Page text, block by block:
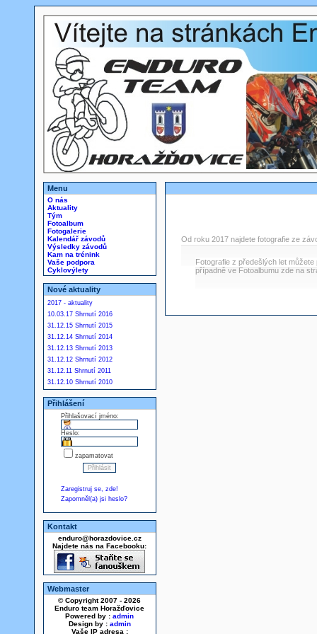
Menu
O nás
Aktuality
Tým
Fotoalbum
Fotogalerie
Kalendář závodů
Výsledky závodů
Kam na trénink
Vaše podpora
Cyklovýlety
Nové aktuality
2017 - aktuality
10.03.17 Shrnutí 2016
31.12.15 Shrnutí 2015
31.12.14 Shrnutí 2014
31.12.13 Shrnutí 2013
31.12.12 Shrnutí 2012
31.12.11 Shrnutí 2011
31.12.10 Shrnutí 2010
Přihlášení
Přihlašovací jméno:
Heslo:
zapamatovat
Zaregistruj se, zde!
Zapomněl(a) jsi heslo?
Kontakt
enduro@horazdovice.cz
Najdete nás na Facebooku:
Webmaster
© Copyright 2007 - 2026
Enduro team Horažďovice
Powered by : admin
Design by : admin
Vaše IP adresa :
Od roku 2017 najdete fotografie ze
Fotografie z předešlých let
případně ve Fotoalbumu zde na